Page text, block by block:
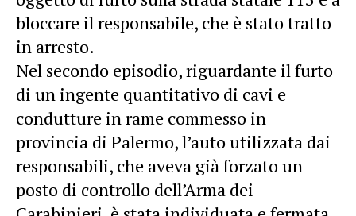
bloccare il responsabile, che è stato tratto
in arresto.
Nel secondo episodio, riguardante il furto
di un ingente quantitativo di cavi e
condutture in rame commesso in
provincia di Palermo, l’auto utilizzata dai
responsabili, che aveva già forzato un
posto di controllo dell’Arma dei